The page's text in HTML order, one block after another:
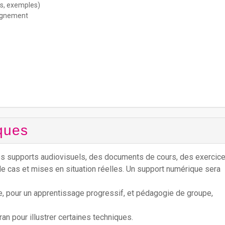
exemples)
supports audiovisuels, des documents de cours, des
cas et mises en situation réelles. Un support numérique sera
pour un apprentissage progressif, et pédagogie de groupe,
pour illustrer certaines techniques.